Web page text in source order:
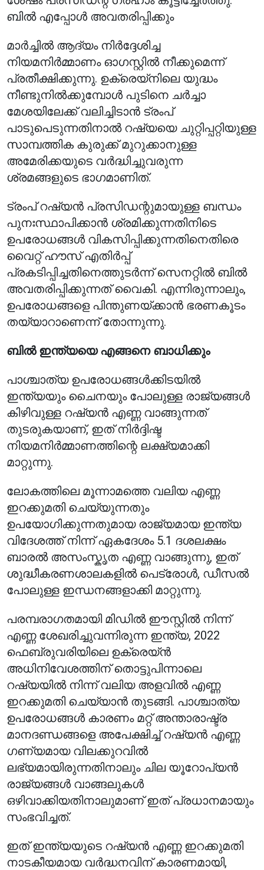
ബിൽ എപ്പോൾ അവതരിപ്പിക്കും
മാർച്ചിൽ ആദ്യം നിർദ്ദേശിച്ച
നിയമനിർമ്മാണം ഓഗസ്റ്റിൽ നീക്കുമെന്ന്
പ്രതീക്ഷിക്കുന്നു. ഉക്രെയ്നിലെ യുദ്ധം
നീണ്ടുനിൽക്കുമ്പോൾ പുടിനെ ചർച്ചാ
മേശയിലേക്ക് വലിച്ചിടാൻ ട്രംപ്
പാടുപെടുന്നതിനാൽ റഷ്യയെ ചുറ്റിപ്പറ്റിയുള്ള
സാമ്പത്തിക കുരുക്ക് മുറുക്കാനുള്ള
അമേരിക്കയുടെ വർദ്ധിച്ചുവരുന്ന
ശ്രമങ്ങളുടെ ഭാഗമാണിത്.
ട്രംപ് റഷ്യൻ പ്രസിഡന്റുമായുള്ള ബന്ധം
പുനഃസ്ഥാപിക്കാൻ ശ്രമിക്കുന്നതിനിടെ
ഉപരോധങ്ങൾ വികസിപ്പിക്കുന്നതിനെതിരെ
വൈറ്റ് ഹൗസ് എതിർപ്പ്
പ്രകടിപ്പിച്ചതിനെത്തുടർന്ന് സെനറ്റിൽ ബിൽ
അവതരിപ്പിക്കുന്നത് വൈകി. എന്നിരുന്നാലും,
ഉപരോധങ്ങളെ പിന്തുണയ്ക്കാൻ ഭരണകൂടം
തയ്യാറാണെന്ന് തോന്നുന്നു.
ബിൽ ഇന്ത്യയെ എങ്ങനെ ബാധിക്കും
പാശ്ചാത്യ ഉപരോധങ്ങൾക്കിടയിൽ
ഇന്ത്യയും ചൈനയും പോലുള്ള രാജ്യങ്ങൾ
കിഴിവുള്ള റഷ്യൻ എണ്ണ വാങ്ങുന്നത്
തുടരുകയാണ്, ഇത് നിർദ്ദിഷ്ട
നിയമനിർമ്മാണത്തിന്റെ ലക്ഷ്യമാക്കി
മാറ്റുന്നു.
ലോകത്തിലെ മൂന്നാമത്തെ വലിയ എണ്ണ
ഇറക്കുമതി ചെയ്യുന്നതും
ഉപയോഗിക്കുന്നതുമായ രാജ്യമായ ഇന്ത്യ
വിദേശത്ത് നിന്ന് ഏകദേശം 5.1 ദശലക്ഷം
ബാരൽ അസംസ്കൃത എണ്ണ വാങ്ങുന്നു, ഇത്
ശുദ്ധീകരണശാലകളിൽ പെട്രോൾ, ഡീസൽ
പോലുള്ള ഇന്ധനങ്ങളാക്കി മാറ്റുന്നു.
പരമ്പരാഗതമായി മിഡിൽ ഈസ്റ്റിൽ നിന്ന്
എണ്ണ ശേഖരിച്ചുവന്നിരുന്ന ഇന്ത്യ, 2022
ഫെബ്രുവരിയിലെ ഉക്രെയ്ൻ
അധിനിവേശത്തിന് തൊട്ടുപിന്നാലെ
റഷ്യയിൽ നിന്ന് വലിയ അളവിൽ എണ്ണ
ഇറക്കുമതി ചെയ്യാൻ തുടങ്ങി. പാശ്ചാത്യ
ഉപരോധങ്ങൾ കാരണം മറ്റ് അന്താരാഷ്ട്ര
മാനദണ്ഡങ്ങളെ അപേക്ഷിച്ച് റഷ്യൻ എണ്ണ
ഗണ്യമായ വിലക്കുറവിൽ
ലഭ്യമായിരുന്നതിനാലും ചില യൂറോപ്യൻ
രാജ്യങ്ങൾ വാങ്ങലുകൾ
ഒഴിവാക്കിയതിനാലുമാണ് ഇത് പ്രധാനമായും
സംഭവിച്ചത്.
ഇത് ഇന്ത്യയുടെ റഷ്യൻ എണ്ണ ഇറക്കുമതി
നാടകീയമായ വർദ്ധനവിന് കാരണമായി,